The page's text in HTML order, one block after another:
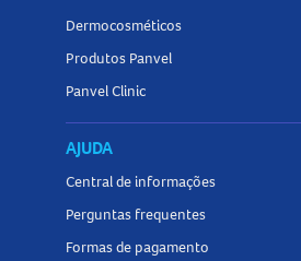
Dermocosméticos
Produtos Panvel
Panvel Clinic
AJUDA
Central de informações
Perguntas frequentes
Formas de pagamento